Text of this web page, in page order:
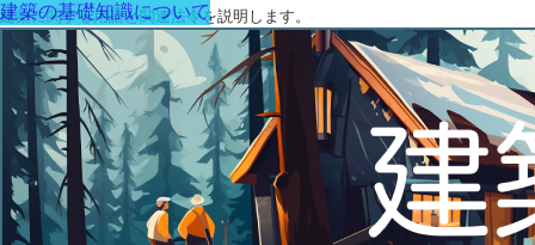
建築に関する用語と関連法令を説明します。
建築の基礎知識について